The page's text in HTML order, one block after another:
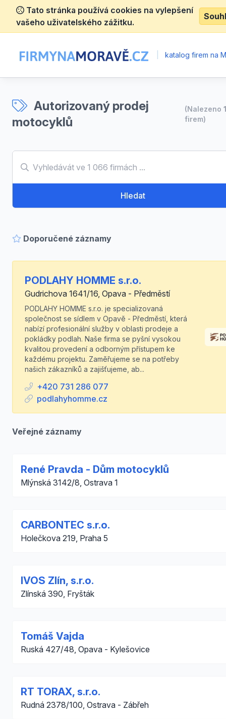
Tato stránka používá cookies na vylepšení
vašeho uživatelského zážitku.
katalog firem na
Autorizovaný prodej
motocyklů
(Nalezeno
firem)
Hledat
Doporučené záznamy
PODLAHY HOMME s.r.o.
Gudrichova 1641/16, Opava - Předměstí
PODLAHY HOMME s.r.o. je specializovaná
společnost se sídlem v Opavě - Předměstí, která
nabízí profesionální služby v oblasti prodeje a
pokládky podlah. Naše firma se pyšní vysokou
kvalitou provedení a odborným přístupem ke
každému projektu. Zaměřujeme se na potřeby
našich zákazníků a zajišťujeme, ab...
+420 731 286 077
podlahyhomme.cz
Veřejné záznamy
René Pravda - Dům motocyklů
Mlýnská 3142/8, Ostrava 1
CARBONTEC s.r.o.
Holečkova 219, Praha 5
IVOS Zlín, s.r.o.
Zlínská 390, Fryšták
Tomáš Vajda
Ruská 427/48, Opava - Kylešovice
RT TORAX, s.r.o.
Rudná 2378/100, Ostrava - Zábřeh